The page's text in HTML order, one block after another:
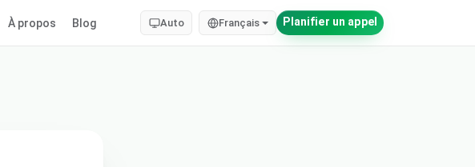
À propos Blog Auto Français Planifier un appel